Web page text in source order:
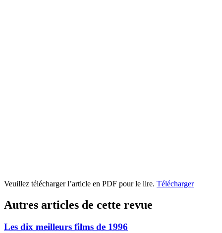
Veuillez télécharger l’article en PDF pour le lire. Télécharger
Autres articles de cette revue
Les dix meilleurs films de 1996